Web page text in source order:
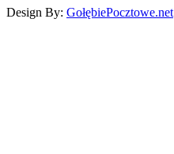
Design By: GołębiePocztowe.net